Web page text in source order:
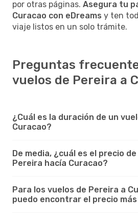
por otras páginas. Asegura tu
Curacao con eDreams y ten
viaje listos en un solo trámite.
Preguntas
vuelos de Pereira a
¿Cuál es la duración de un
Curacao?
De media, ¿cuál es el precio
Pereira hacía Curacao?
Para los vuelos de Pereira a
puedo encontrar el precio